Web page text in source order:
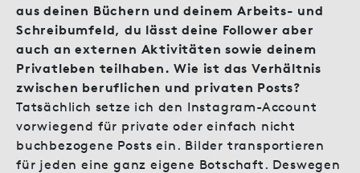
aus deinen Büchern und deinem Arbeits- und
Schreibumfeld, du lässt deine Follower aber
auch an externen Aktivitäten sowie deinem
Privatleben teilhaben. Wie ist das Verhältnis
zwischen beruflichen und privaten Posts?
Tatsächlich setze ich den Instagram-Account
vorwiegend für private oder einfach nicht
buchbezogene Posts ein. Bilder transportieren
für jeden eine ganz eigene Botschaft. Deswegen